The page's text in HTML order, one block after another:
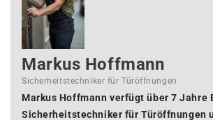
Markus Hoffmann
Sicherheitstechniker für Türöffnungen
Markus Hoffmann verfügt über 7 Jahre
Sicherheitstechniker für Türöffnungen